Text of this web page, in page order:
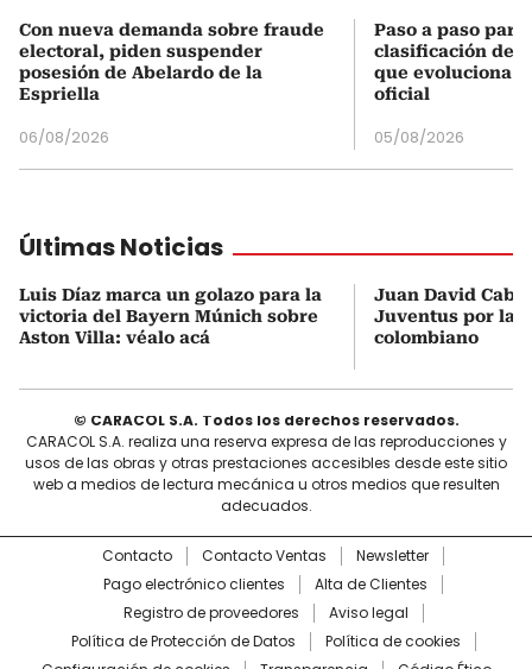
Con nueva demanda sobre fraude
electoral, piden suspender
posesión de Abelardo de la
Espriella
06/08/2026
Paso a paso
clasificación del
que evoluciona
oficial
05/08/2026
Últimas Noticias
Luis Díaz marca un golazo para la
victoria del Bayern Múnich sobre
Aston Villa: véalo acá
Juan David
Juventus por la
colombiano
© CARACOL S.A. Todos los derechos reservados.
CARACOL S.A. realiza una reserva expresa de las reproducciones y
usos de las obras y otras prestaciones accesibles desde este sitio
web a medios de lectura mecánica u otros medios que resulten
adecuados.
Contacto Contacto Ventas
Newsletter
Pago electrónico clientes
Alta de Clientes
Registro de proveedores
Aviso legal
Política de Protección de Datos
Política de cookies